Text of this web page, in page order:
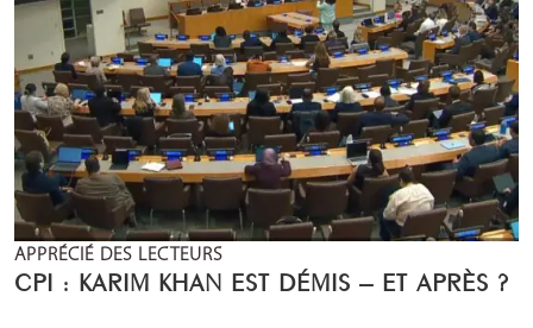
APPRÉCIÉ DES LECTEURS
CPI : KARIM KHAN EST DÉMIS – ET APRÈS ?